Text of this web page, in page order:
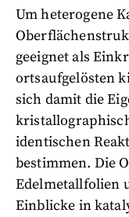
Um heterogene
geeignet als
ortsaufgelösten
sich damit die
identischen
bestimmen. Die
Edelmetallfolien
Einblicke in